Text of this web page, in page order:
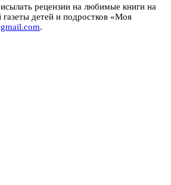
рецензии на любимые книги на
газеты детей и подростков «Моя
.